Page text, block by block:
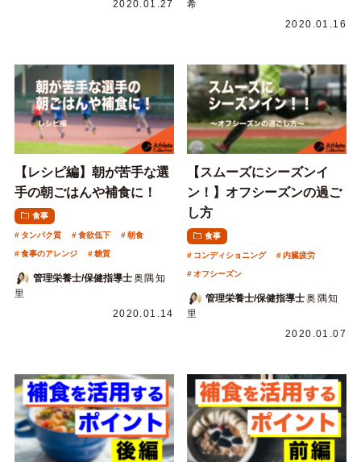
2020.01.27
希
2020.01.16
【レシピ編】朝が苦手な選
手の朝ごはんや補食に！
食事
タンパク質 食欲低下 朝食
食事のアレンジ 糖質
管理栄養士/保健指導士奥隅知
里
2020.01.14
【スムーズにシーズンイ
ン！】オフシーズンの過ご
し方
食事
コンディショニング 内臓疲労
オフシーズン
管理栄養士/保健指導士奥隅知
里
2020.01.07